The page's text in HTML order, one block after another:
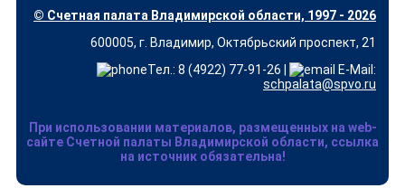
© Счетная палата Владимирской области, 1997 - 2026
600005, г. Владимир, Октябрьский проспект, 21
Тел.: 8 (4922) 77-91-26 |
E-Mail:
schpalata@spvo.ru
При использовании материалов, размещенных на web-
сайте Счетной палаты Владимирской области, ссылка
на источник обязательна!